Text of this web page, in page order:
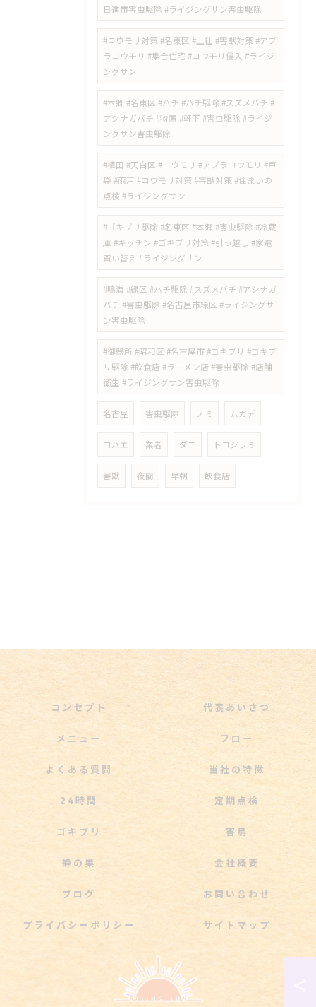
日進市害虫駆除 #ライジングサン害虫駆除
#コウモリ対策 #名東区 #上社 #害獣対策 #アブ
ラコウモリ #集合住宅 #コウモリ侵入 #ライジ
ングサン
#本郷 #名東区 #ハチ #ハチ駆除 #スズメバチ #
アシナガバチ #物置 #軒下 #害虫駆除 #ライジ
ングサン害虫駆除
#植田 #天白区 #コウモリ #アブラコウモリ #戸
袋 #雨戸 #コウモリ対策 #害獣対策 #住まいの
点検 #ライジングサン
#ゴキブリ駆除 #名東区 #本郷 #害虫駆除 #冷蔵
庫 #キッチン #ゴキブリ対策 #引っ越し #家電
買い替え #ライジングサン
#鳴海 #緑区 #ハチ駆除 #スズメバチ #アシナガ
バチ #害虫駆除 #名古屋市緑区 #ライジングサ
ン害虫駆除
#御器所 #昭和区 #名古屋市 #ゴキブリ #ゴキブ
リ駆除 #飲食店 #ラーメン店 #害虫駆除 #店舗
衛生 #ライジングサン害虫駆除
名古屋 害虫駆除 ノミ ムカデ
コバエ 業者 ダニ トコジラミ
害獣 夜間 早朝 飲食店
コンセプト 代表あいさつ
メニュー フロー
よくある質問 当社の特徴
24時間 定期点検
ゴキブリ 害鳥
蜂の巣 会社概要
ブログ お問い合わせ
プライバシーポリシー サイトマップ